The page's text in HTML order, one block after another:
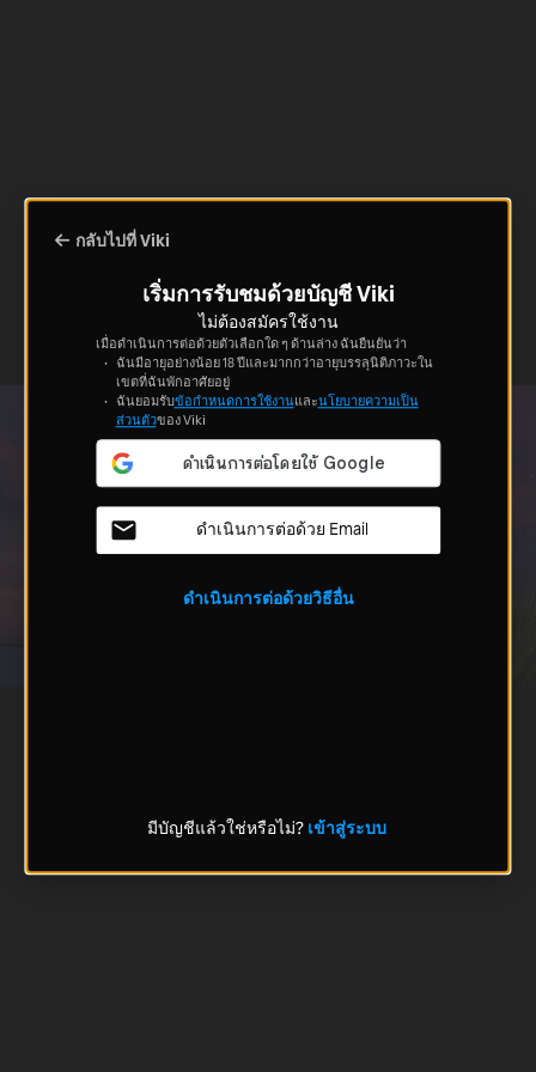
กลับไปที่ Viki
เริ่มการรับชมด้วยบัญชี Viki
ไม่ต้องสมัครใช้งาน
เมื่อดำเนินการต่อด้วยตัวเลือกใด ๆ ด้านล่าง ฉันยืนยันว่า
ฉันมีอายุอย่างน้อย 18 ปีและมากกว่าอายุบรรลุนิติภาวะใน
เขตที่ฉันพักอาศัยอยู่
ฉันยอมรับข้อกำหนดการใช้งานและนโยบายความเป็น
ส่วนตัวของ Viki
ดำเนินการต่อด้วย Email
ดำเนินการต่อด้วยวิธีอื่น
มีบัญชีแล้วใช่หรือไม่? เข้าสู่ระบบ